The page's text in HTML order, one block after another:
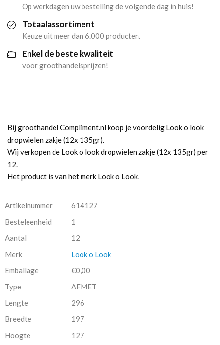
Op werkdagen uw bestelling de volgende dag in huis!
Totaalassortiment
Keuze uit meer dan 6.000 producten.
Enkel de beste kwaliteit
voor groothandelsprijzen!
Bij groothandel Compliment.nl koop je voordelig Look o look
dropwielen zakje (12x 135gr).
Wij verkopen de Look o look dropwielen zakje (12x 135gr) per
12.
Het product is van het merk Look o Look.
Artikelnummer
614127
Besteleenheid
1
Aantal
12
Merk
Look o Look
Emballage
€0,00
Type
AFMET
Lengte
296
Breedte
197
Hoogte
127